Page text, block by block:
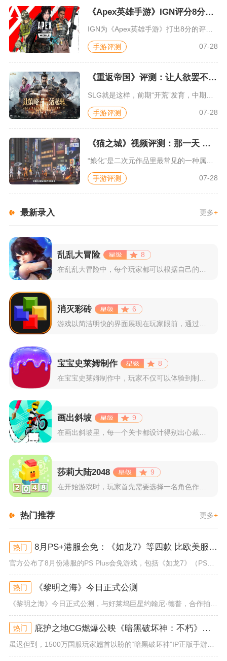
《Apex英雄手游》IGN评分8分：对游戏未来抱有期待
IGN为《Apex英雄手游》打出8分的评价，测评者认为，《A...
手游评测 07-28
《重返帝国》评测：让人欲罢不能的新一代策略游戏
手游评测 07-28
《猫之城》视频评测：那一天 我家的猫变成了猫娘
手游评测 07-28
最新录入 更多+
乱乱大冒险
8
在乱乱大冒险中，每个玩家都可以根据自己的喜好选择和培养角色，...
消灭彩砖
6
宝宝史莱姆制作
8
画出斜坡
9
莎莉大陆2048
9
热门推荐 更多+
热门 8月PS+港服会免：《如龙7》等四款 比欧美服多一款
官方公布了8月份港服的PS Plus会免游戏，包括《如龙7》（PS4/PS5）、《小小梦魇》（PS4）、《托尼霍克职业滑...
热门 《黎明之海》今日正式公测
热门 庇护之地CG燃爆公映《暗黑破坏神：不朽》今日全平台上线
虽迟但到，1500万国服玩家翘首以盼的“暗黑破坏神”IP正版手游《暗黑破坏神：不朽》已于今日全平台上线！动作RPG王者再...